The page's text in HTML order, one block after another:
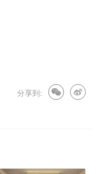
分享到: